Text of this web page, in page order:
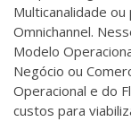
Multicanalidade
Omnichannel.
Modelo
Negócio ou
Operacional e do
custos para